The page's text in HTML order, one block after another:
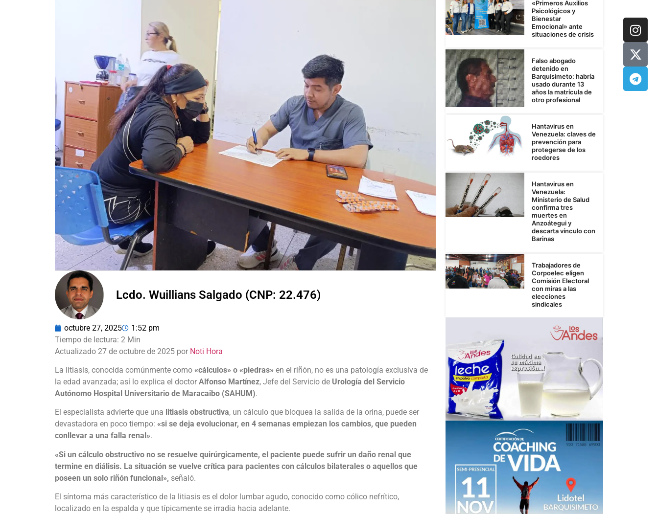
Lcdo. Wuillians Salgado (CNP: 22.476)
octubre 27, 2025 1:52 pm
Actualizado 27 de octubre de 2025 por Noti Hora
La litiasis, conocida comúnmente como «cálculos» o «piedras» en el riñón, no es una patología exclusiva de
la edad avanzada; así lo explica el doctor Alfonso Martínez, Jefe del Servicio de Urología del Servicio
Autónomo Hospital Universitario de Maracaibo (SAHUM).
El especialista advierte que una litiasis obstructiva, un cálculo que bloquea la salida de la orina, puede ser
devastadora en poco tiempo: «si se deja evolucionar, en 4 semanas empiezan los cambios, que pueden
conllevar a una falla renal».
«Si un cálculo obstructivo no se resuelve quirúrgicamente, el paciente puede sufrir un daño renal que
termine en diálisis. La situación se vuelve crítica para pacientes con cálculos bilaterales o aquellos que
poseen un solo riñón funcional», señaló.
El síntoma más característico de la litiasis es el dolor lumbar agudo, conocido como cólico nefrítico,
localizado en la espalda y que típicamente se irradia hacia adelante.
«Primeros Auxilios
Psicológicos y
Bienestar
Emocional» ante
situaciones de crisis
Falso abogado
detenido en
Barquisimeto: habría
usado durante 13
años la matrícula de
otro profesional
Hantavirus en
Venezuela: claves de
prevención para
protegerse de los
roedores
Hantavirus en
Venezuela:
Ministerio de Salud
confirma tres
muertes en
Anzoátegui y
descarta vínculo con
Barinas
Trabajadores de
Corpoelec eligen
Comisión Electoral
con miras a las
elecciones
sindicales